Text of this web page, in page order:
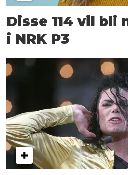
Disse 114 vil bli
i NRK P3